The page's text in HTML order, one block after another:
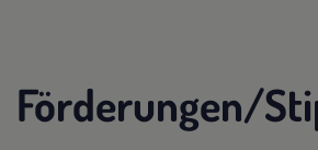
Förderungen/